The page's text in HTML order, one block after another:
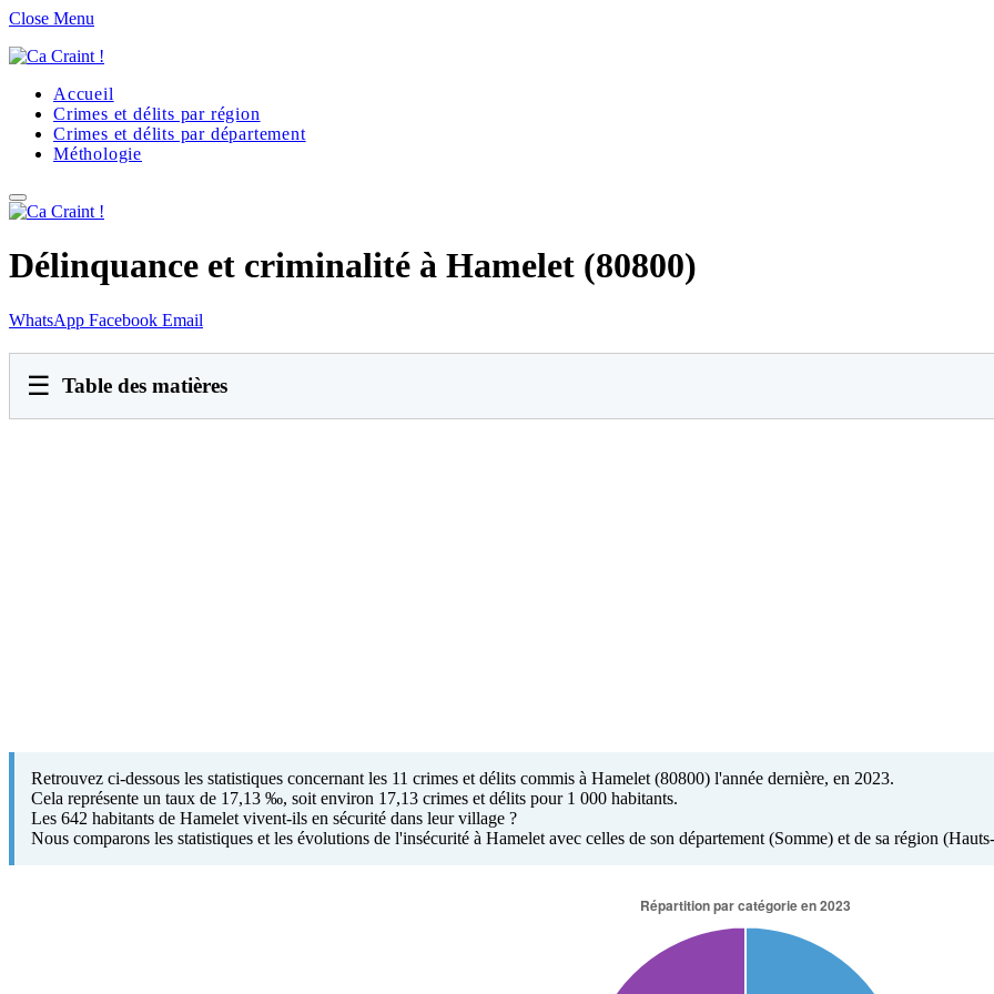
Close Menu
Accueil
Crimes et délits par région
Crimes et délits par département
Méthologie
Délinquance et criminalité à Hamelet (80800)
WhatsApp Facebook Email
☰ Table des matières
Retrouvez ci-dessous les statistiques concernant les 11 crimes et délits commis à Hamelet (80800) l'année dernière, en 2023.
Cela représente un taux de 17,13 ‰, soit environ 17,13 crimes et délits pour 1 000 habitants.
Les 642 habitants de Hamelet vivent-ils en sécurité dans leur village ?
Nous comparons les statistiques et les évolutions de l'insécurité à Hamelet avec celles de son département (Somme) et de sa région